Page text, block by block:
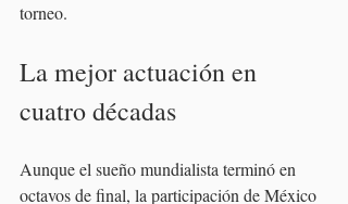
torneo.
La mejor actuación en
cuatro décadas
Aunque el sueño mundialista terminó en
octavos de final, la participación de México